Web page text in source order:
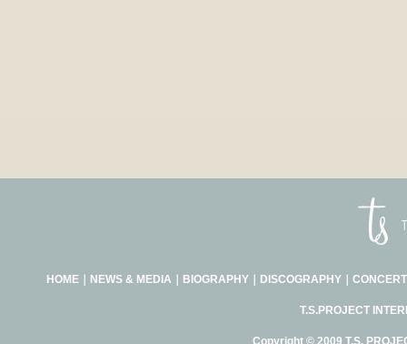
HOME｜ NEWS & MEDIA BIOGRAPHY｜ DISCOGRAPHY｜
T.S.PROJECT
Copyright © 2009 T.S.